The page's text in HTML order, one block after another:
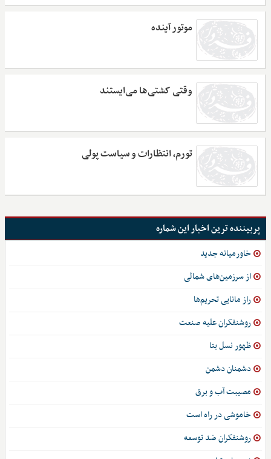
موتور آینده
وقتی کشتی‌ها می‌ایستند
تورم، انتظارات و سیاست پولی
پربیننده ترین اخبار این شماره
خاورمیانه جدید
از سرزمین‌های شمالی
راز مانایی تحریم‌ها
روشنفکران علیه صنعت
ظهور نسل بتا
دشمنان دشمن
مصیبت آب و برق
خاموشی در راه است
روشنفکران ضد توسعه